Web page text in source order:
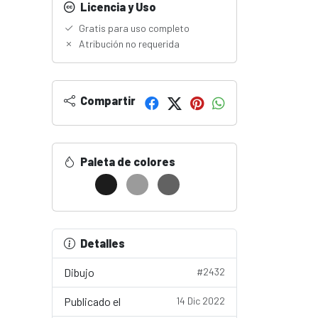
Licencia y Uso
Gratis para uso completo
Atribución no requerida
Compartir
Paleta de colores
Detalles
Dibujo #2432
Publicado el 14 Dic 2022